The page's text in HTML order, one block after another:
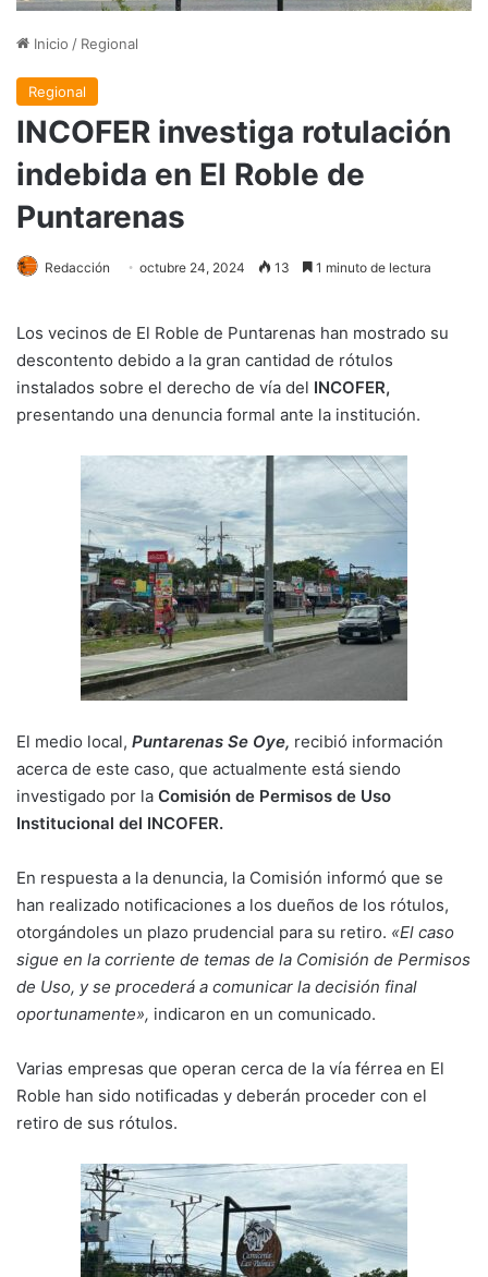
Inicio / Regional
Regional
INCOFER investiga rotulación
indebida en El Roble de
Puntarenas
Redacción octubre 24, 2024 13 1 minuto de lectura
Los vecinos de El Roble de Puntarenas han mostrado su
descontento debido a la gran cantidad de rótulos
instalados sobre el derecho de vía del INCOFER,
presentando una denuncia formal ante la institución.
El medio local, Puntarenas Se Oye, recibió información
acerca de este caso, que actualmente está siendo
investigado por la Comisión de Permisos de Uso
Institucional del INCOFER.
En respuesta a la denuncia, la Comisión informó que se
han realizado notificaciones a los dueños de los rótulos,
otorgándoles un plazo prudencial para su retiro. «El caso
sigue en la corriente de temas de la Comisión de Permisos
de Uso, y se procederá a comunicar la decisión final
oportunamente», indicaron en un comunicado.
Varias empresas que operan cerca de la vía férrea en El
Roble han sido notificadas y deberán proceder con el
retiro de sus rótulos.